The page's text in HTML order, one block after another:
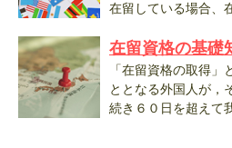
在留している場合、
在留資格の基礎
「在留資格の取得」
ととなる外国人が，
続き６０日を超えて